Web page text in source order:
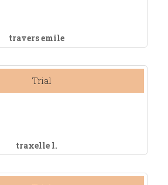
travers emile
traxelle l.